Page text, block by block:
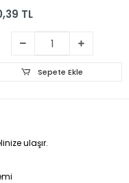
TL
Sepete Ekle
ulaşır.